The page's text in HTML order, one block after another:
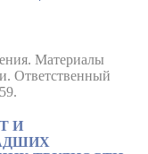
Материалы
Ответственный
И